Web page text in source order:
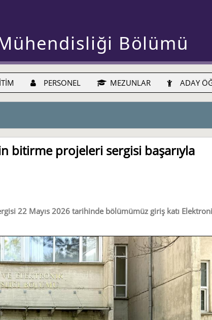
Bölümü
PERSONEL MEZUNLAR ADAY
bitirme projeleri sergisi başarıyla
22 Mayıs 2026 tarihinde bölümümüz giriş katı